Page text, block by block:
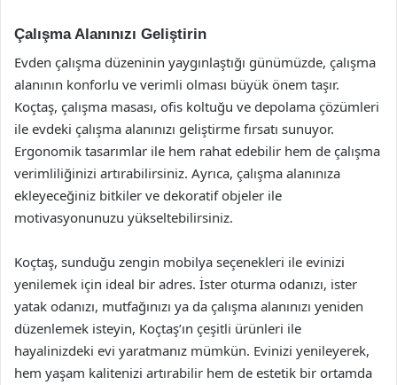
Çalışma Alanınızı Geliştirin
Evden çalışma düzeninin yaygınlaştığı günümüzde, çalışma
alanının konforlu ve verimli olması büyük önem taşır.
Koçtaş, çalışma masası, ofis koltuğu ve depolama çözümleri
ile evdeki çalışma alanınızı geliştirme fırsatı sunuyor.
Ergonomik tasarımlar ile hem rahat edebilir hem de çalışma
verimliliğinizi artırabilirsiniz. Ayrıca, çalışma alanınıza
ekleyeceğiniz bitkiler ve dekoratif objeler ile
motivasyonunuzu yükseltebilirsiniz.
Koçtaş, sunduğu zengin mobilya seçenekleri ile evinizi
yenilemek için ideal bir adres. İster oturma odanızı, ister
yatak odanızı, mutfağınızı ya da çalışma alanınızı yeniden
düzenlemek isteyin, Koçtaş’ın çeşitli ürünleri ile
hayalinizdeki evi yaratmanız mümkün. Evinizi yenileyerek,
hem yaşam kalitenizi artırabilir hem de estetik bir ortamda